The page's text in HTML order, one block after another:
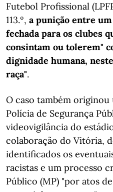
Futebol Profissional
113.º, a punição entre
fechada para os clubes
consintam ou tolerem"
dignidade humana,
raça".
O caso também originou
Polícia de Segurança
videovigilância do
colaboração do Vitória,
identificados os
racistas e um processo
Público (MP) "por atos